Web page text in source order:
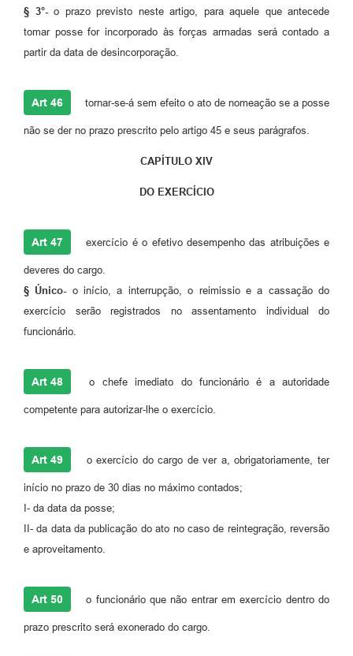
§ 3°-o prazo previsto neste artigo, para aquele que antecede
tomar posse for incorporado às forças armadas será contado a
partir da data de desincorporação.
Art 46 tornar-se-á sem efeito o ato de nomeação se a posse
não se der no prazo prescrito pelo artigo 45 e seus parágrafos.
CAPÍTULO XIV
DO EXERCÍCIO
Art 47 exercício é o efetivo desempenho das atribuições e
deveres do cargo.
§ Único-o início, a interrupção, o reimissio e a cassação do
exercício serão registrados no assentamento individual do
funcionário.
Art 48 o chefe imediato do funcionário é a autoridade
competente para autorizar-lhe o exercício.
Art 49 o exercício do cargo de ver a, obrigatoriamente, ter
início no prazo de 30 dias no máximo contados;
I- da data da posse;
II- da data da publicação do ato no caso de reintegração, reversão
e aproveitamento.
Art 50 o funcionário que não entrar em exercício dentro do
prazo prescrito será exonerado do cargo.